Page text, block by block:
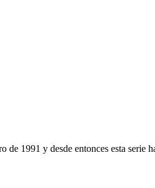
1991 y desde entonces esta serie